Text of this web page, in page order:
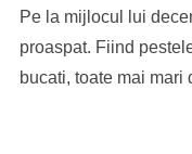
Pe la mijlocul lui
proaspat. Fiind
bucati, toate mai mari